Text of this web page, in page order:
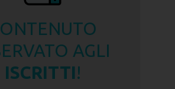
AGLI
ISCRITTI!